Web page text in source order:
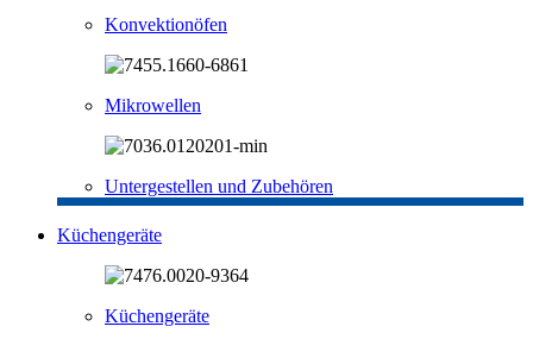
Konvektionöfen
Mikrowellen
Untergestellen und Zubehören
Küchengeräte
Küchengeräte